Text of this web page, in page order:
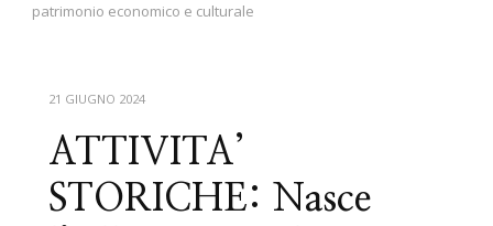
patrimonio economico e culturale
21 GIUGNO 2024
ATTIVITA’
STORICHE: Nasce